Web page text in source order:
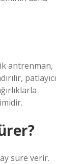
antrenman,
patlayıcı
süre verir.